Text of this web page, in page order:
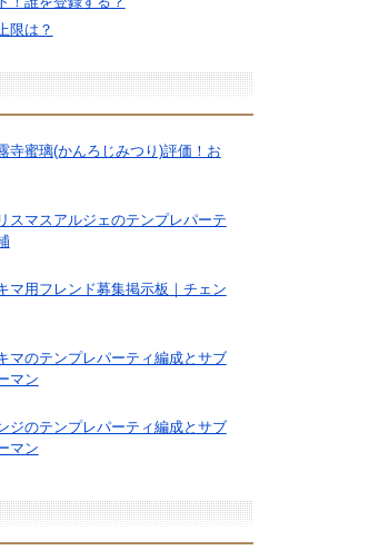
限は？
寺蜜璃(かんろじみつり)評価！お
スマスアルジェのテンプレパーテ
マ用フレンド募集掲示板｜チェン
マのテンプレパーティ編成とサブ
マン
ジのテンプレパーティ編成とサブ
マン